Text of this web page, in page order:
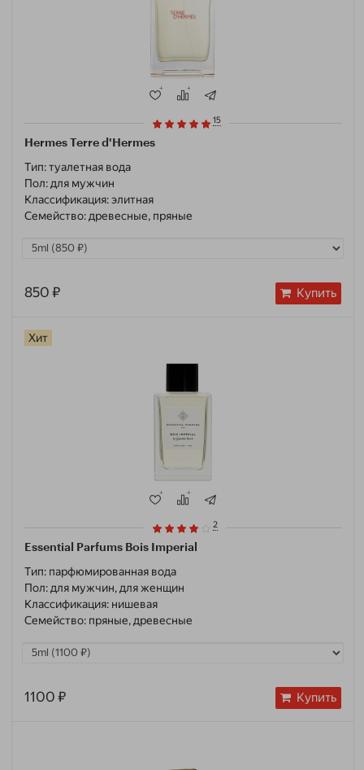
Hermes Terre d'Hermes
15
Тип:туалетная вода
Пол: для мужчин
Классификация:элитная
Семейство: древесные, пряные
850 ₽ Купить
Хит
Essential Parfums Bois Imperial
2
Тип: парфюмированная вода
Пол: для мужчин, для женщин
Классификация: нишевая
Семейство: пряные, древесные
1100 ₽ Купить